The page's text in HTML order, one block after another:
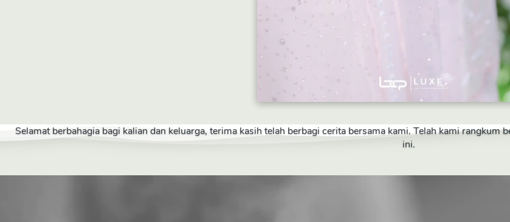
Selamat berbahagia bagi kalian dan keluarga, terima kasih telah berbagi cerita bersama kami. Telah kami rangkum
ini.